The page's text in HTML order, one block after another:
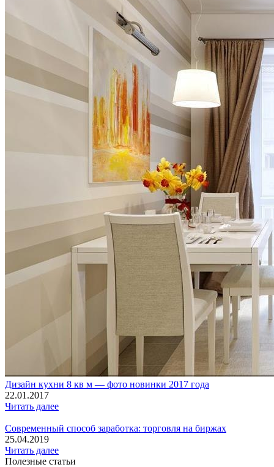
Дизайн кухни 8 кв м — фото новинки 2017 года
22.01.2017
Читать далее
Современный способ заработка: торговля на биржах
25.04.2019
Читать далее
Полезные статьи